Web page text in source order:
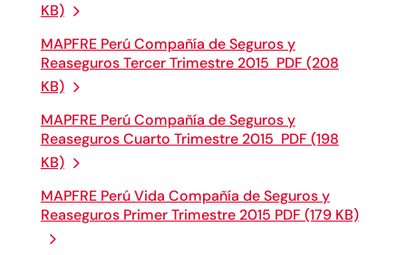
KB)
MAPFRE Perú Compañía de Seguros y
Reaseguros Tercer Trimestre 2015 PDF (208
KB)
MAPFRE Perú Compañía de Seguros y
Reaseguros Cuarto Trimestre 2015 PDF (198
KB)
MAPFRE Perú Vida Compañía de Seguros y
Reaseguros Primer Trimestre 2015 PDF (179 KB)